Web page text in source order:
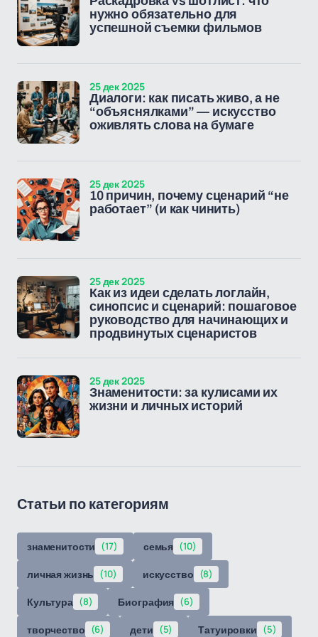
нужно обязательно для
успешной съемки фильмов
Диалоги: как писать живо, а не
“объяснялками” — искусство
оживлять слова на бумаге
25 дек 2025
10 причин, почему сценарий “не
работает” (и как чинить)
25 дек 2025
Как из идеи сделать логлайн,
синопсис и сценарий: пошаговое
руководство для начинающих и
продвинутых сценаристов
25 дек 2025
Знаменитости: за кулисами их
жизни и личных историй
25 дек 2025
Статьи по категориям
знаменитости (17) семья (10)
личная жизнь (10) искусство (8)
Культура (8) Биография (6)
творчество (6) дети (5) Татуировки (5)